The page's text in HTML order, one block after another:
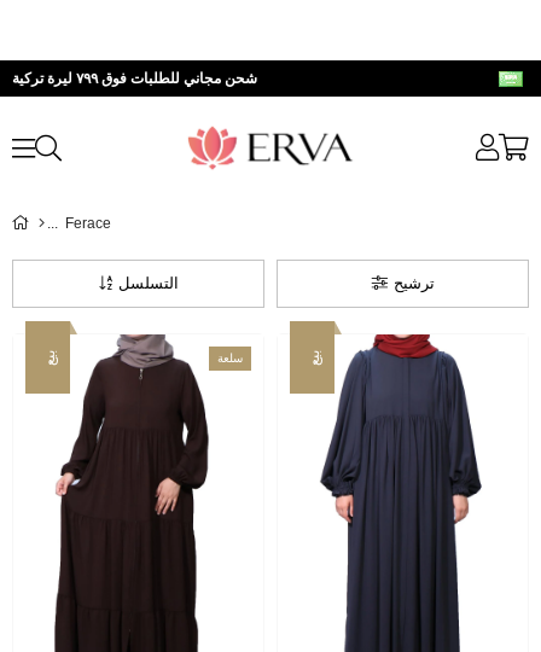
شحن مجاني للطلبات فوق ٧٩٩ ليرة تركية
Ferace
ترشيح التسلسل
بيع
سلعة
بيع